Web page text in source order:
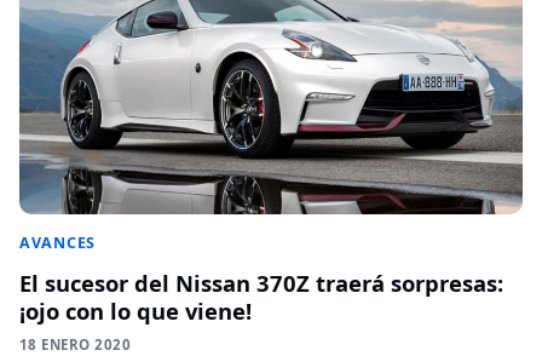
AVANCES
El sucesor del Nissan 370Z traerá sorpresas:
¡ojo con lo que viene!
18 ENERO 2020